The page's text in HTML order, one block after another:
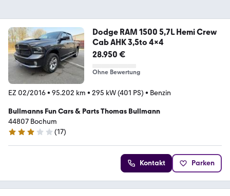
Dodge RAM 1500 5,7L Hemi Crew
Cab AHK 3,5to 4x4
28.950 €
Ohne Bewertung
EZ 02/2016• 95.202 km • 295 kW (401 PS) • Benzin
Bullmanns Fun Cars & Parts Thomas Bullmann
44807 Bochum
3 Sterne
(17)
Kontakt Parken